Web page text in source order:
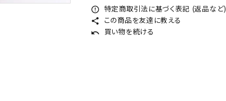
error_outline 特定商取引法に基づく表記 (返品など)
share この商品を友達に教える
undo 買い物を続ける